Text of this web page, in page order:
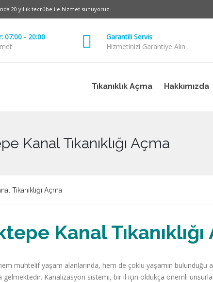
20 yıllık tecrübe ile hizmet sunuyoruz
07:00 - 20:00
Garantili Servis
Hizmetinizi Garantiye Alın
Tıkanıklık Açma Hakkımızda
Kanal Tıkanıklığı Açma
Tıkanıklığı Açma
Kanal Tıkanıklığı
hem muhtelif yaşam alanlarında, hem de çoklu yaşamın bulunduğu
gelmektedir. Kanalizasyon sistemi, bir il için oldukça önemli